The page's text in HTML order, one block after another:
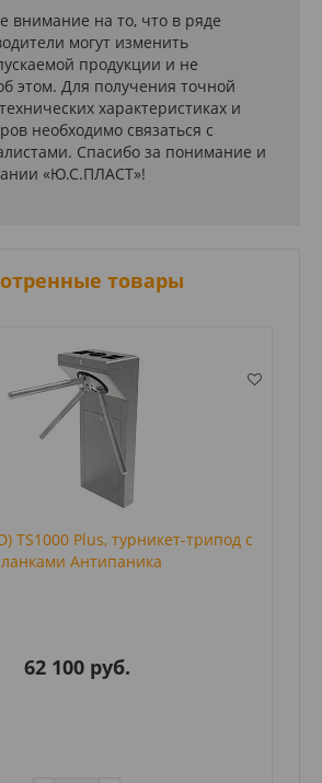
на то, что в ряде
могут изменить
продукции и не
этом. Для получения точной
характеристиках и
необходимо связаться с
Спасибо за понимание и
«Ю.С.ПЛАСТ»!
товары
TS1000 Plus, турникет-трипод c
Антипаника
62 100 руб.